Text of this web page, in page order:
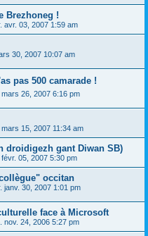
Brezhoneg !
avr. 03, 2007 1:59 am
30, 2007 10:07 am
pas 500 camarade !
mars 26, 2007 6:16 pm
mars 15, 2007 11:34 am
droidigezh gant Diwan SB)
févr. 05, 2007 5:30 pm
occitan
janv. 30, 2007 1:01 pm
face à Microsoft
nov. 24, 2006 5:27 pm